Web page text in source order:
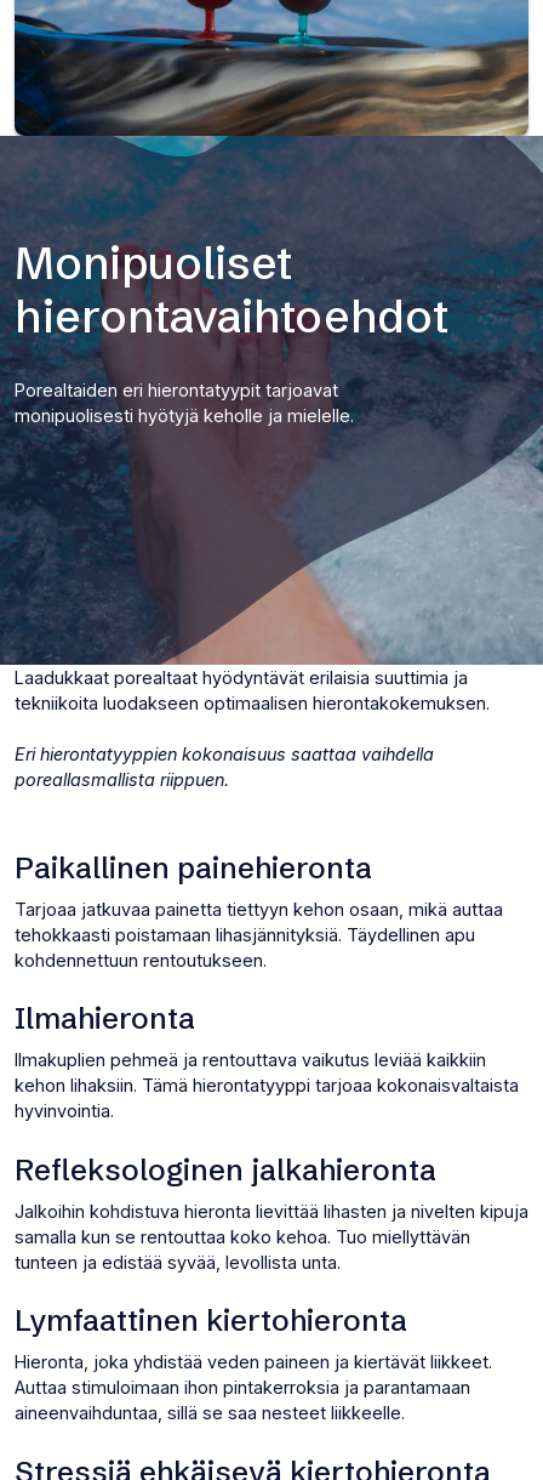
Monipuoliset
hierontavaihtoehdot
Porealtaiden eri hierontatyypit tarjoavat
monipuolisesti hyötyjä keholle ja mielelle.
Laadukkaat porealtaat hyödyntävät erilaisia suuttimia ja
tekniikoita luodakseen optimaalisen hierontakokemuksen.
Eri hierontatyyppien kokonaisuus saattaa vaihdella
poreallasmallista riippuen.
Paikallinen painehieronta
Tarjoaa jatkuvaa painetta tiettyyn kehon osaan, mikä auttaa
tehokkaasti poistamaan lihasjännityksiä. Täydellinen apu
kohdennettuun rentoutukseen.
Ilmahieronta
Ilmakuplien pehmeä ja rentouttava vaikutus leviää kaikkiin
kehon lihaksiin. Tämä hierontatyyppi tarjoaa kokonaisvaltaista
hyvinvointia.
Refleksologinen jalkahieronta
Jalkoihin kohdistuva hieronta lievittää lihasten ja nivelten kipuja
samalla kun se rentouttaa koko kehoa. Tuo miellyttävän
tunteen ja edistää syvää, levollista unta.
Lymfaattinen kiertohieronta
Hieronta, joka yhdistää veden paineen ja kiertävät liikkeet.
Auttaa stimuloimaan ihon pintakerroksia ja parantamaan
aineenvaihduntaa, sillä se saa nesteet liikkeelle.
Stressiä ehkäisevä kiertohieronta